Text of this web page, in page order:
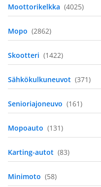
(4025)
(2862)
(1422)
(371)
(161)
(131)
(83)
(58)